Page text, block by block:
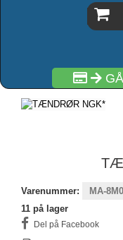
Varenummer:
MA-
11 på lager
Del på Facebook